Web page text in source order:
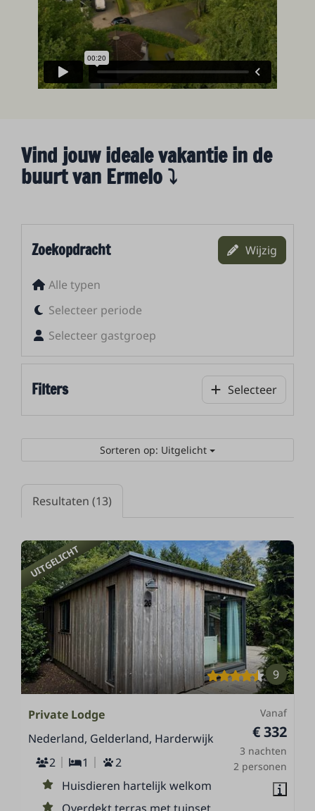
Vind jouw ideale vakantie in de
buurt van Ermelo ⤵︎
Zoekopdracht Wijzig
Alle typen
Selecteer periode
Selecteer gastgroep
Filters Selecteer
Sorteren op: Uitgelicht
Resultaten (13)
UITGELICHT
9
Vanaf
€ 332
3 nachten
2 personen
Private Lodge
Nederland, Gelderland, Harderwijk
2
1
2
Huisdieren hartelijk welkom